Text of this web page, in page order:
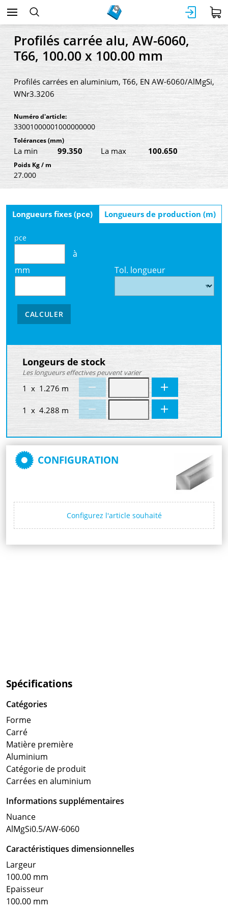
Profilés carrée alu, AW-6060,
T66, 100.00 x 100.00 mm
Profilés carrées en aluminium, T66, EN AW-6060/AlMgSi,
WNr3.3206
Numéro d'article:
33001000001000000000
Tolérances(mm)
La min 99.350 La max 100.650
Poids Kg / m
27.000
Longueurs fixes (pce) Longueurs de production (m)
pce
à
mm
Tol. longueur
CALCULER
Longeurs de stock
Les longueurs effectives peuvent varier
1 x 1.276 m
1 x 4.288 m
CONFIGURATION
Configurez l'article souhaité
Spécifications
Catégories
Forme
Carré
Matière première
Aluminium
Catégorie de produit
Carrées en aluminium
Informations supplémentaires
Nuance
AlMgSi0.5/AW-6060
Caractéristiques dimensionnelles
Largeur
100.00 mm
Epaisseur
100.00 mm